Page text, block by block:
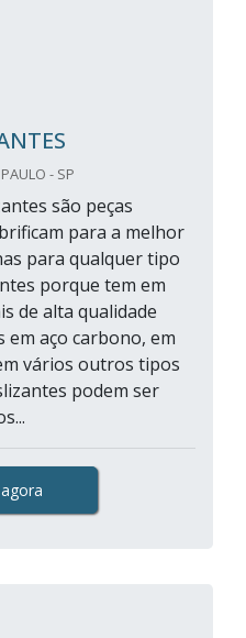
- SP
são peças
para a melhor
para qualquer tipo
porque tem em
de alta qualidade
aço carbono, em
vários outros tipos
podem ser